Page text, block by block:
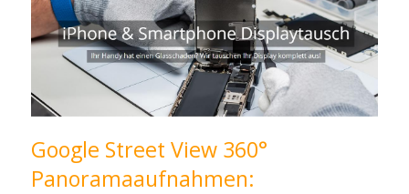
Google Street View 360°
Panoramaaufnahmen: